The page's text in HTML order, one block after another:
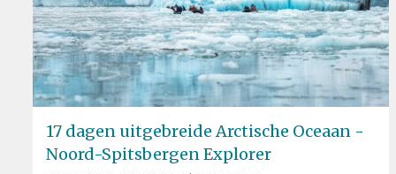
17 dagen uitgebreide Arctische Oceaan -
Noord-Spitsbergen Explorer